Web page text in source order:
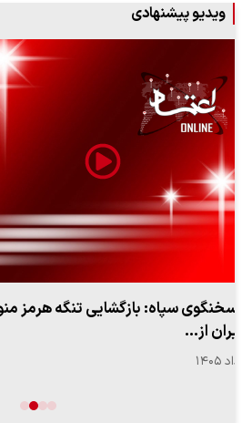
ویدیو پیشنهادی
"کوماموتو" ژاپن ۹ روز…
۱۶ مرداد ۱۴۰۵